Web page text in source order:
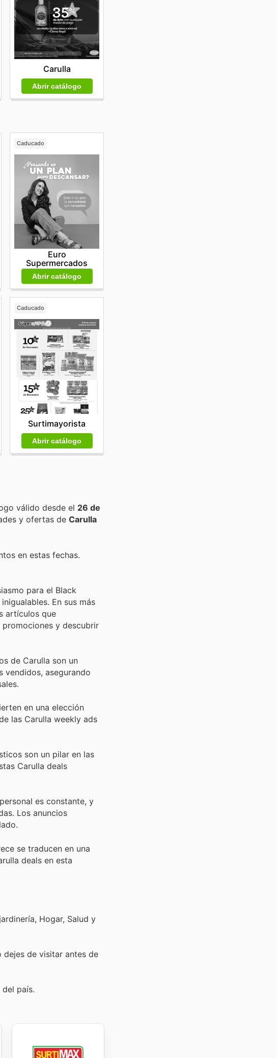
Carulla
Abrir catálogo
Caducado
Euro
Supermercados
Abrir catálogo
Caducado
Surtimayorista
Abrir catálogo
válido desde el 26 de
y ofertas de Carulla
en estas fechas.
para el Black
En sus más
artículos que
y descubrir
de Carulla son un
vendidos, asegurando
en una elección
las Carulla weekly ads
son un pilar en las
Carulla deals
es constante, y
Los anuncios
se traducen en una
deals en esta
Hogar, Salud y
dejes de visitar antes de
país.